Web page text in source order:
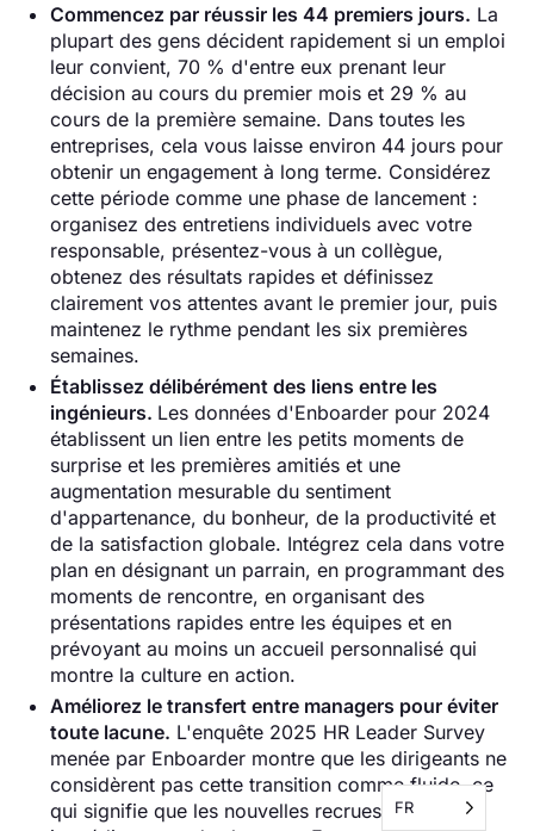
Commencez par réussir les 44 premiers jours. La
plupart des gens décident rapidement si un emploi
leur convient, 70 % d'entre eux prenant leur
décision au cours du premier mois et 29 % au
cours de la première semaine. Dans toutes les
entreprises, cela vous laisse environ 44 jours pour
obtenir un engagement à long terme. Considérez
cette période comme une phase de lancement :
organisez des entretiens individuels avec votre
responsable, présentez-vous à un collègue,
obtenez des résultats rapides et définissez
clairement vos attentes avant le premier jour, puis
maintenez le rythme pendant les six premières
semaines.
Établissez délibérément des liens entre les
ingénieurs. Les données d'Enboarder pour 2024
établissent un lien entre les petits moments de
surprise et les premières amitiés et une
augmentation mesurable du sentiment
d'appartenance, du bonheur, de la productivité et
de la satisfaction globale. Intégrez cela dans votre
plan en désignant un parrain, en programmant des
moments de rencontre, en organisant des
présentations rapides entre les équipes et en
prévoyant au moins un accueil personnalisé qui
montre la culture en action.
Améliorez le transfert entre managers pour éviter
toute lacune. L'enquête 2025 HR Leader Survey
menée par Enboarder montre que les dirigeants ne
considèrent pas cette transition comme fluide, ce
qui signifie que les nouvelles recrues ressentent
FR